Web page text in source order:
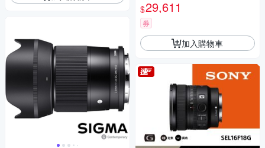
$29,611
券
加入購物車